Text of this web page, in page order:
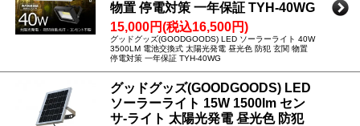
物置 停電対策 一年保証 TYH-40WG
15,000円(税込16,500円)
グッドグッズ(GOODGOODS) LED ソーラーライト 40W
3500LM 電池交換式 太陽光発電 昼光色 防犯 玄関 物置
停電対策 一年保証 TYH-40WG
グッドグッズ(GOODGOODS) LED
ソーラーライト 15W 1500lm セン
サ-ライト 太陽光発電 昼光色 防犯